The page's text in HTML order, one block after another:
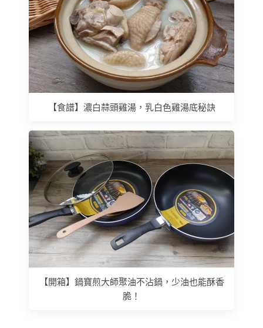
【食譜】濃白蒜頭雞湯，乳白色雞湯底秘訣
【開箱】鍋寶煎大師聚油不沾鍋，少油也能酥香
脆！